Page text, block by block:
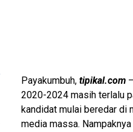
Payakumbuh, tipikal.com
2020-2024 masih terlalu
kandidat mulai beredar di
media massa.